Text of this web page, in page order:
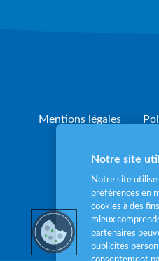
Mentions légales
Notre site
Notre site utilise
préférences en
cookies à des
mieux
partenaires
publicités